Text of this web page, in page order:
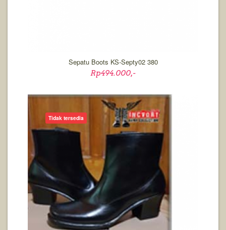
Sepatu Boots KS-Septy02 380
Rp494.000,-
Tidak tersedia